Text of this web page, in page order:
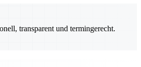
transparent und termingerecht.